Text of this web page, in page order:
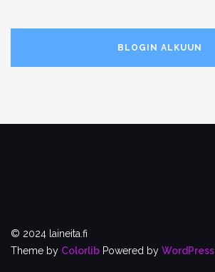
BLOGIN ALKUUN
© 2024 laineita.fi
Theme by Colorlib Powered by WordPress